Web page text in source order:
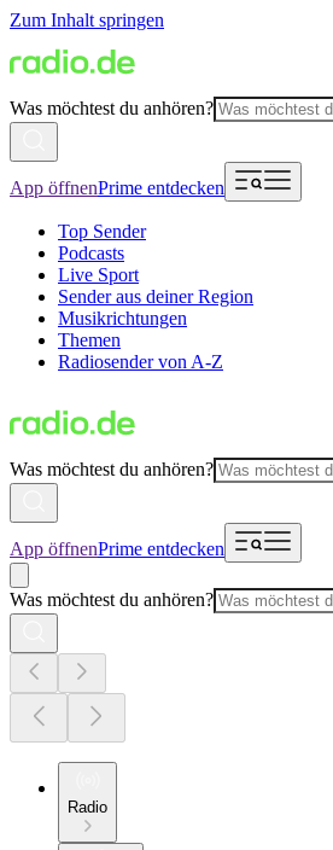
Zum Inhalt springen
Was möchtest du anhören?
App öffnenPrime entdecken
Top Sender
Podcasts
Live Sport
Sender aus deiner Region
Musikrichtungen
Themen
Radiosender von A-Z
Was möchtest du anhören?
App öffnenPrime entdecken
Was möchtest du anhören?
Radio